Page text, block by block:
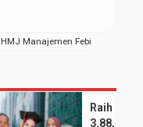
HMJ Manajemen Febi
Raih IPK
3.88,